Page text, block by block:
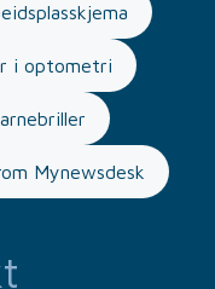
i optometri
Mynewsdesk